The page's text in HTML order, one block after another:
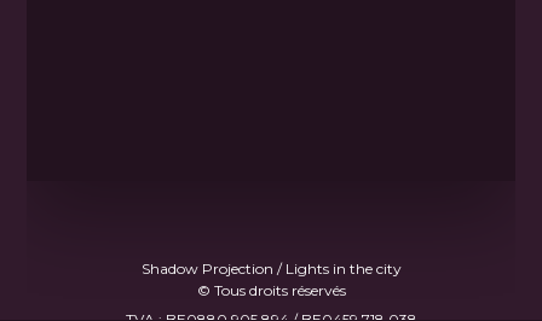
Shadow Projection / Lights in the city
© Tous droits réservés